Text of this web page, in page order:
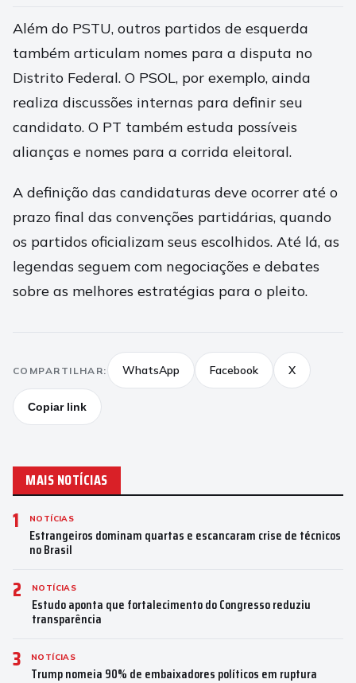
Além do PSTU, outros partidos de esquerda
também articulam nomes para a disputa no
Distrito Federal. O PSOL, por exemplo, ainda
realiza discussões internas para definir seu
candidato. O PT também estuda possíveis
alianças e nomes para a corrida eleitoral.
A definição das candidaturas deve ocorrer até o
prazo final das convenções partidárias, quando
os partidos oficializam seus escolhidos. Até lá, as
legendas seguem com negociações e debates
sobre as melhores estratégias para o pleito.
COMPARTILHAR: WhatsApp Facebook X
Copiar link
MAIS NOTÍCIAS
1 NOTÍCIAS
Estrangeiros dominam quartas e escancaram crise de técnicos
no Brasil
2 NOTÍCIAS
Estudo aponta que fortalecimento do Congresso reduziu
transparência
3 NOTÍCIAS
Trump nomeia 90% de embaixadores políticos em ruptura